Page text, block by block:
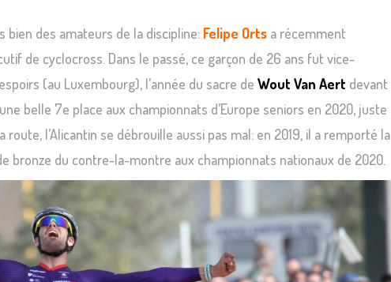
bien des amateurs de la discipline: Felipe Orts a récemment
de cyclocross. Dans le passé, ce garçon de 26 ans fut vice-
(au Luxembourg), l’année du sacre de Wout Van Aert devant
belle 7e place aux championnats d’Europe seniors en 2020, juste
route, l’Alicantin se débrouille aussi pas mal: en 2019, il a remporté la
bronze du contre-la-montre aux championnats nationaux de 2020.